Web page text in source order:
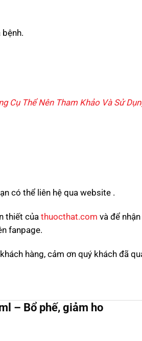
Cụ Thể Nên Tham Khảo Và Sử
có thể liên hệ qua website .
thiết của thuocthat.com và để
fanpage.
hàng, cảm ơn quý khách đã
– Bổ phế, giảm ho